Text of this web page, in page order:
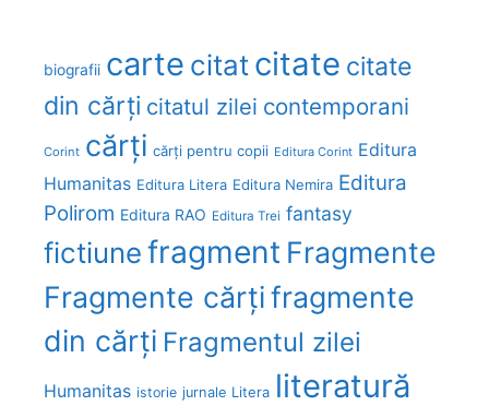
biografii carte citatcitate citate
din cărți citatul zilei contemporani
Corint cărți cărți pentru copii Editura Corint Editura
Humanitas Editura Litera Editura Nemira Editura
Polirom Editura RAO Editura Trei fantasy
fictiunefragment Fragmente
Fragmente cărțifragmente
din cărți Fragmentul zilei
Humanitas istorie jurnale Litera literatură